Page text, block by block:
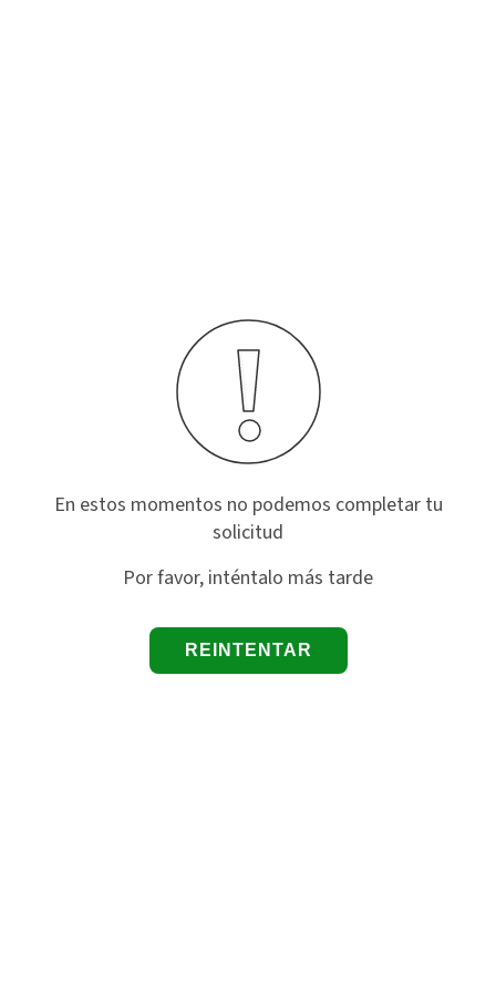
En estos momentos no podemos completar tu
solicitud
Por favor, inténtalo más tarde
REINTENTAR